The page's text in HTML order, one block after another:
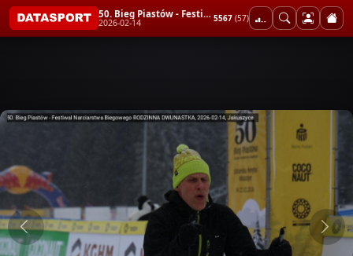
50. Bieg Piastów - Festiwal Narciarstwa Biegowego RODZINNA DWUNASTKA
2026-02-14 5567 (57)